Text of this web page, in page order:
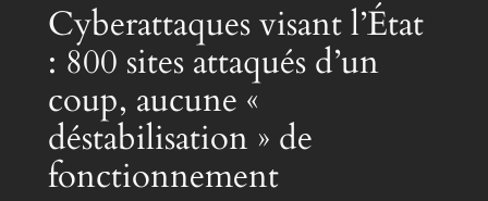
Cyberattaques visant l’État
: 800 sites attaqués d’un
coup, aucune «
déstabilisation » de
fonctionnement